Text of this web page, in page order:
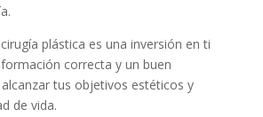
plástica es una inversión en ti
correcta y un buen
tus objetivos estéticos y
de vida.